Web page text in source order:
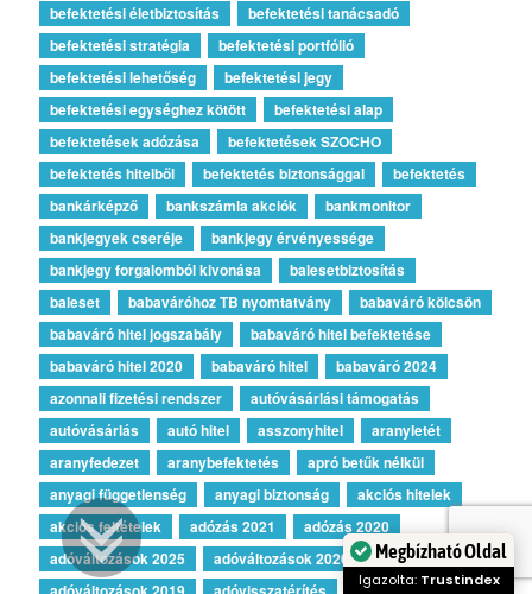
befektetési életbiztosítás
befektetési tanácsadó
befektetési stratégia
befektetési portfólió
befektetési lehetőség
befektetési jegy
befektetési egységhez kötött
befektetési alap
befektetések adózása
befektetések SZOCHO
befektetés hitelből
befektetés biztonsággal
befektetés
bankárképző
bankszámla akciók
bankmonitor
bankjegyek cseréje
bankjegy érvényessége
bankjegy forgalomból kivonása
balesetbiztosítás
baleset
babaváróhoz TB nyomtatvány
babaváró kölcsön
babaváró hitel jogszabály
babaváró hitel befektetése
babaváró hitel 2020
babaváró hitel
babaváró 2024
azonnali fizetési rendszer
autóvásárlási támogatás
autóvásárlás
autó hitel asszonyhitel
aranyletét
aranyfedezet
aranybefektetés
apró betűk nélkül
anyagi függetlenség
anyagi biztonság
akciós hitelek
akciós feltételek
adózás 2021
adózás 2020
adóváltozások 2025
adóváltozások 2020
Megbízható Oldal